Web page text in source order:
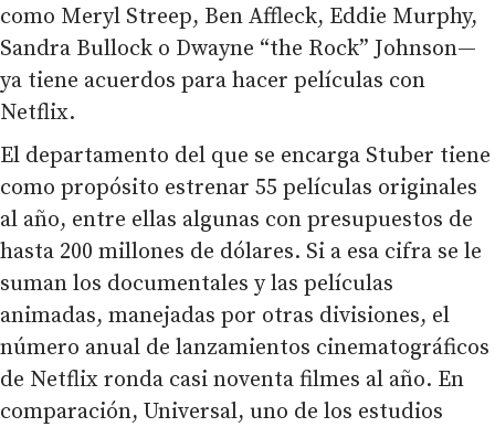
como Meryl Streep, Ben Affleck, Eddie Murphy,
Sandra Bullock o Dwayne “the Rock” Johnson—
ya tiene acuerdos para hacer películas con
Netflix.
El departamento del que se encarga Stuber tiene
como propósito estrenar 55 películas originales
al año, entre ellas algunas con presupuestos de
hasta 200 millones de dólares. Si a esa cifra se le
suman los documentales y las películas
animadas, manejadas por otras divisiones, el
número anual de lanzamientos cinematográficos
de Netflix ronda casi noventa filmes al año. En
comparación, Universal, uno de los estudios